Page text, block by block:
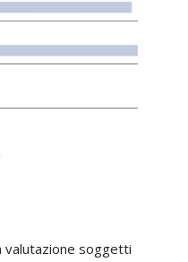
valutazione soggetti